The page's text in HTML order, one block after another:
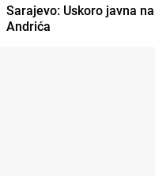
Sarajevo: Uskoro javna
Andrića